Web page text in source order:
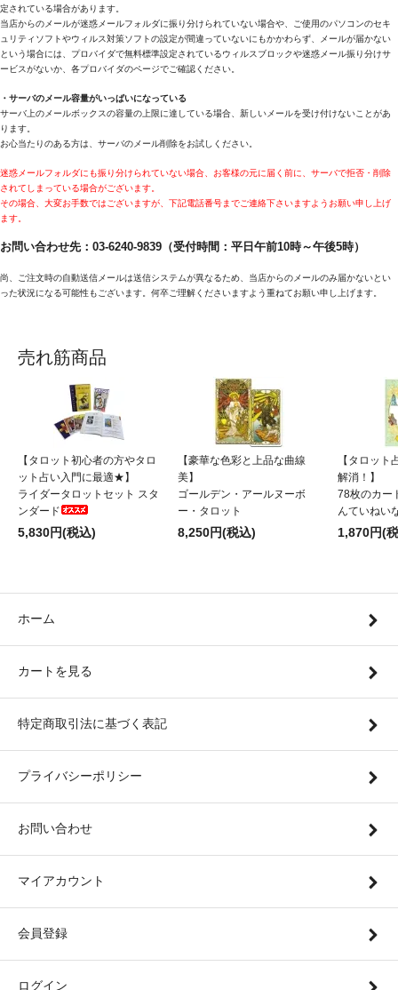
定されている場合があります。
当店からのメールが迷惑メールフォルダに振り分けられていない場合や、ご使用のパソコンのセキ
ュリティソフトやウィルス対策ソフトの設定が間違っていないにもかかわらず、メールが届かない
という場合には、プロバイダで無料標準設定されているウィルスブロックや迷惑メール振り分けサ
ービスがないか、各プロバイダのページでご確認ください。
・サーバのメール容量がいっぱいになっている
サーバ上のメールボックスの容量の上限に達している場合、新しいメールを受け付けないことがあ
ります。
お心当たりのある方は、サーバのメール削除をお試しください。
迷惑メールフォルダにも振り分けられていない場合、お客様の元に届く前に、サーバで拒否・削除
されてしまっている場合がございます。
その場合、大変お手数ではございますが、下記電話番号までご連絡下さいますようお願い申し上げ
ます。
お問い合わせ先：03-6240-9839（受付時間：平日午前10時～午後5時）
尚、ご注文時の自動送信メールは送信システムが異なるため、当店からのメールのみ届かないとい
った状況になる可能性もございます。何卒ご理解くださいますよう重ねてお願い申し上げます。
売れ筋商品
【タロット初心者の方やタロ
ット占い入門に最適★】
ライダータロットセット スタ
ンダード
5,830円(税込)
【豪華な色彩と上品な曲線
美】
ゴールデン・アールヌーボ
ー・タロット
8,250円(税込)
【タロット
解消！】
78枚のカー
んていねい
1,870円(
ホーム
カートを見る
特定商取引法に基づく表記
プライバシーポリシー
お問い合わせ
マイアカウント
会員登録
ログイン